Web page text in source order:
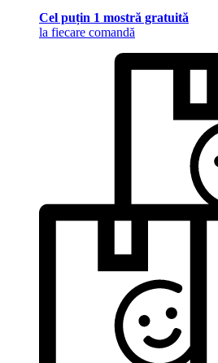
Cel puțin 1 mostră gratuită
la fiecare comandă